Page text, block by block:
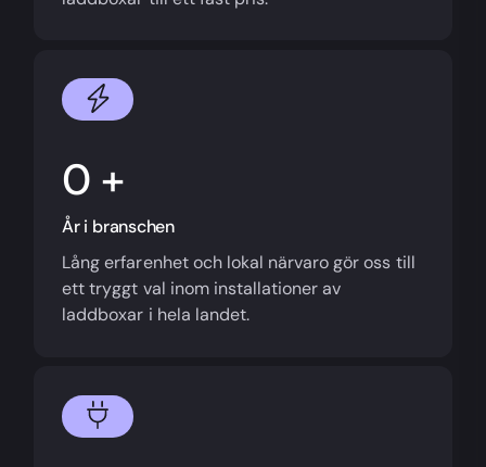
+
År i branschen
Lång erfarenhet och lokal närvaro gör oss till
ett tryggt val inom installationer av
laddboxar i hela landet.